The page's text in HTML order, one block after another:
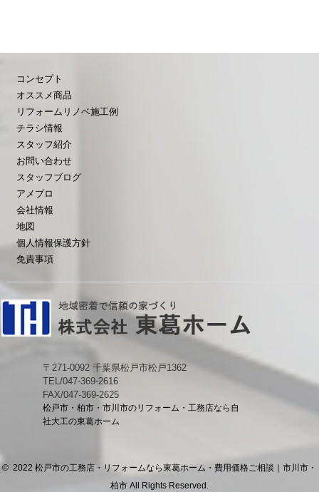
コンセプト
オススメ商品
リフォームリノベ施工例
チラシ情報
スタッフ紹介
お問い合わせ
スタッフブログ
アメブロ
会社情報
地図
個人情報保護方針
免責事項
〒271-0092 千葉県松戸市松戸1362
TEL/047-369-2616
FAX/047-369-2625
松戸市・柏市・市川市のリフォーム・工務店なら自
社大工の東葛ホーム
© 2022 松戸市の工務店・リフォームなら東葛ホーム・費用価格ご相談｜市川市・
柏市 All Rights Reserved.